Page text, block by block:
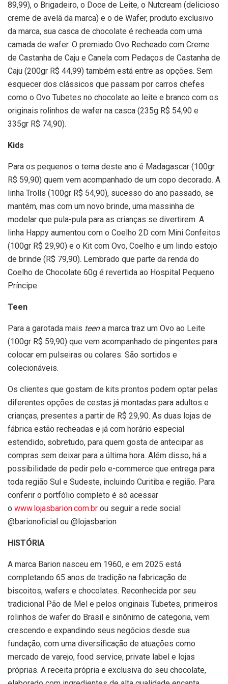
89,99), o Brigadeiro, o Doce de Leite, o Nutcream (delicioso
creme de avelã da marca) e o de Wafer, produto exclusivo
da marca, sua casca de chocolate é recheada com uma
camada de wafer. O premiado Ovo Recheado com Creme
de Castanha de Caju e Canela com Pedaços de Castanha de
Caju (200gr R$ 44,99) também está entre as opções. Sem
esquecer dos clássicos que passam por carros chefes
como o Ovo Tubetes no chocolate ao leite e branco com os
originais rolinhos de wafer na casca (235g R$ 54,90 e
335gr R$ 74,90).
Kids
Para os pequenos o tema deste ano é Madagascar (100gr
R$ 59,90) quem vem acompanhado de um copo decorado. A
linha Trolls (100gr R$ 54,90), sucesso do ano passado, se
mantém, mas com um novo brinde, uma massinha de
modelar que pula-pula para as crianças se divertirem. A
linha Happy aumentou com o Coelho 2D com Mini Confeitos
(100gr R$ 29,90) e o Kit com Ovo, Coelho e um lindo estojo
de brinde (R$ 79,90). Lembrado que parte da renda do
Coelho de Chocolate 60g é revertida ao Hospital Pequeno
Príncipe.
Teen
Para a garotada mais teena marca traz um Ovo ao Leite
(100gr R$ 59,90) que vem acompanhado de pingentes para
colocar em pulseiras ou colares. São sortidos e
colecionáveis.
Os clientes que gostam de kits prontos podem optar pelas
diferentes opções de cestas já montadas para adultos e
crianças, presentes a partir de R$ 29,90. As duas lojas de
fábrica estão recheadas e já com horário especial
estendido, sobretudo, para quem gosta de antecipar as
compras sem deixar para a última hora. Além disso, há a
possibilidade de pedir pelo e-commerce que entrega para
toda região Sul e Sudeste, incluindo Curitiba e região. Para
conferir o portfólio completo é só acessar
o www.lojasbarion.com.br ou seguir a rede social
@barionoficial ou @lojasbarion
HISTÓRIA
A marca Barion nasceu em 1960, e em 2025 está
completando 65 anos de tradição na fabricação de
biscoitos, wafers e chocolates. Reconhecida por seu
tradicional Pão de Mel e pelos originais Tubetes, primeiros
rolinhos de wafer do Brasil e sinônimo de categoria, vem
crescendo e expandindo seus negócios desde sua
fundação, com uma diversificação de atuações como
mercado de varejo, food service, private label e lojas
próprias. A receita própria e exclusiva do seu chocolate,